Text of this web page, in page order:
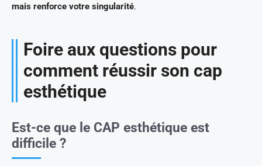
mais renforce votre singularité.
Foire aux questions pour
comment réussir son cap
esthétique
Est-ce que le CAP esthétique est
difficile ?